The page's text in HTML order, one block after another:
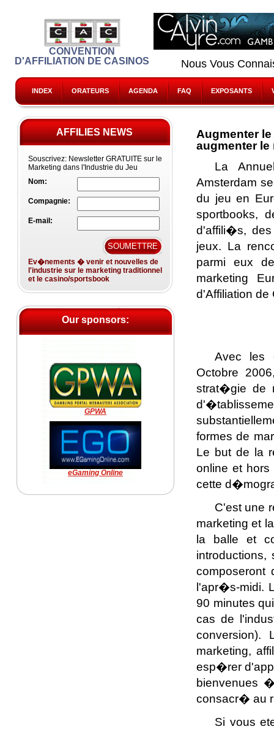
CONVENTION
D'AFFILIATION DE CASINOS
INDEX ORATEURS AGENDA FAQ EXPOSANTS
Nous Vous
Augmenter
augmenter le
La
Amsterdam
du jeu en
sportbooks,
d'affili�s,
jeux. La
parmi eux
marketing
d'Affiliation de
Avec les
Octobre
strat�gie de
formes de
Le but de la
online et hors
cette
C'est une
marketing et
la balle et
composeront
l'apr�s-midi.
90 minutes
cas de
marketing,
esp�rer
bienvenues
consacr� au
Si vous
AFFILIES NEWS
Souscrivez: Newsletter GRATUITE sur le
Marketing dans l'Industrie du Jeu
Nom:
Compagnie:
E-mail:
Ev�nements � venir et nouvelles de
l'industrie sur le marketing traditionnel
et le casino/sportsbook
Our sponsors:
GPWA
eGaming Online